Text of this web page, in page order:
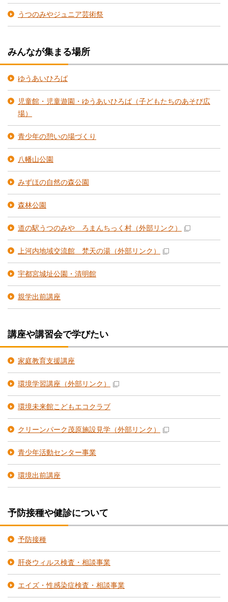
うつのみやジュニア芸術祭
みんなが集まる場所
ゆうあいひろば
児童館・児童遊園・ゆうあいひろば（子どもたちのあそび広
場）
青少年の憩いの場づくり
八幡山公園
みずほの自然の森公園
森林公園
道の駅うつのみや ろまんちっく村 （外部リンク）
上河内地域交流館 梵天の湯 （外部リンク）
宇都宮城址公園・清明館
親学出前講座
講座や講習会で学びたい
家庭教育支援講座
環境学習講座 （外部リンク）
環境未来館こどもエコクラブ
クリーンパーク茂原施設見学 （外部リンク）
青少年活動センター事業
環境出前講座
予防接種や健診について
予防接種
肝炎ウィルス検査・相談事業
エイズ・性感染症検査・相談事業